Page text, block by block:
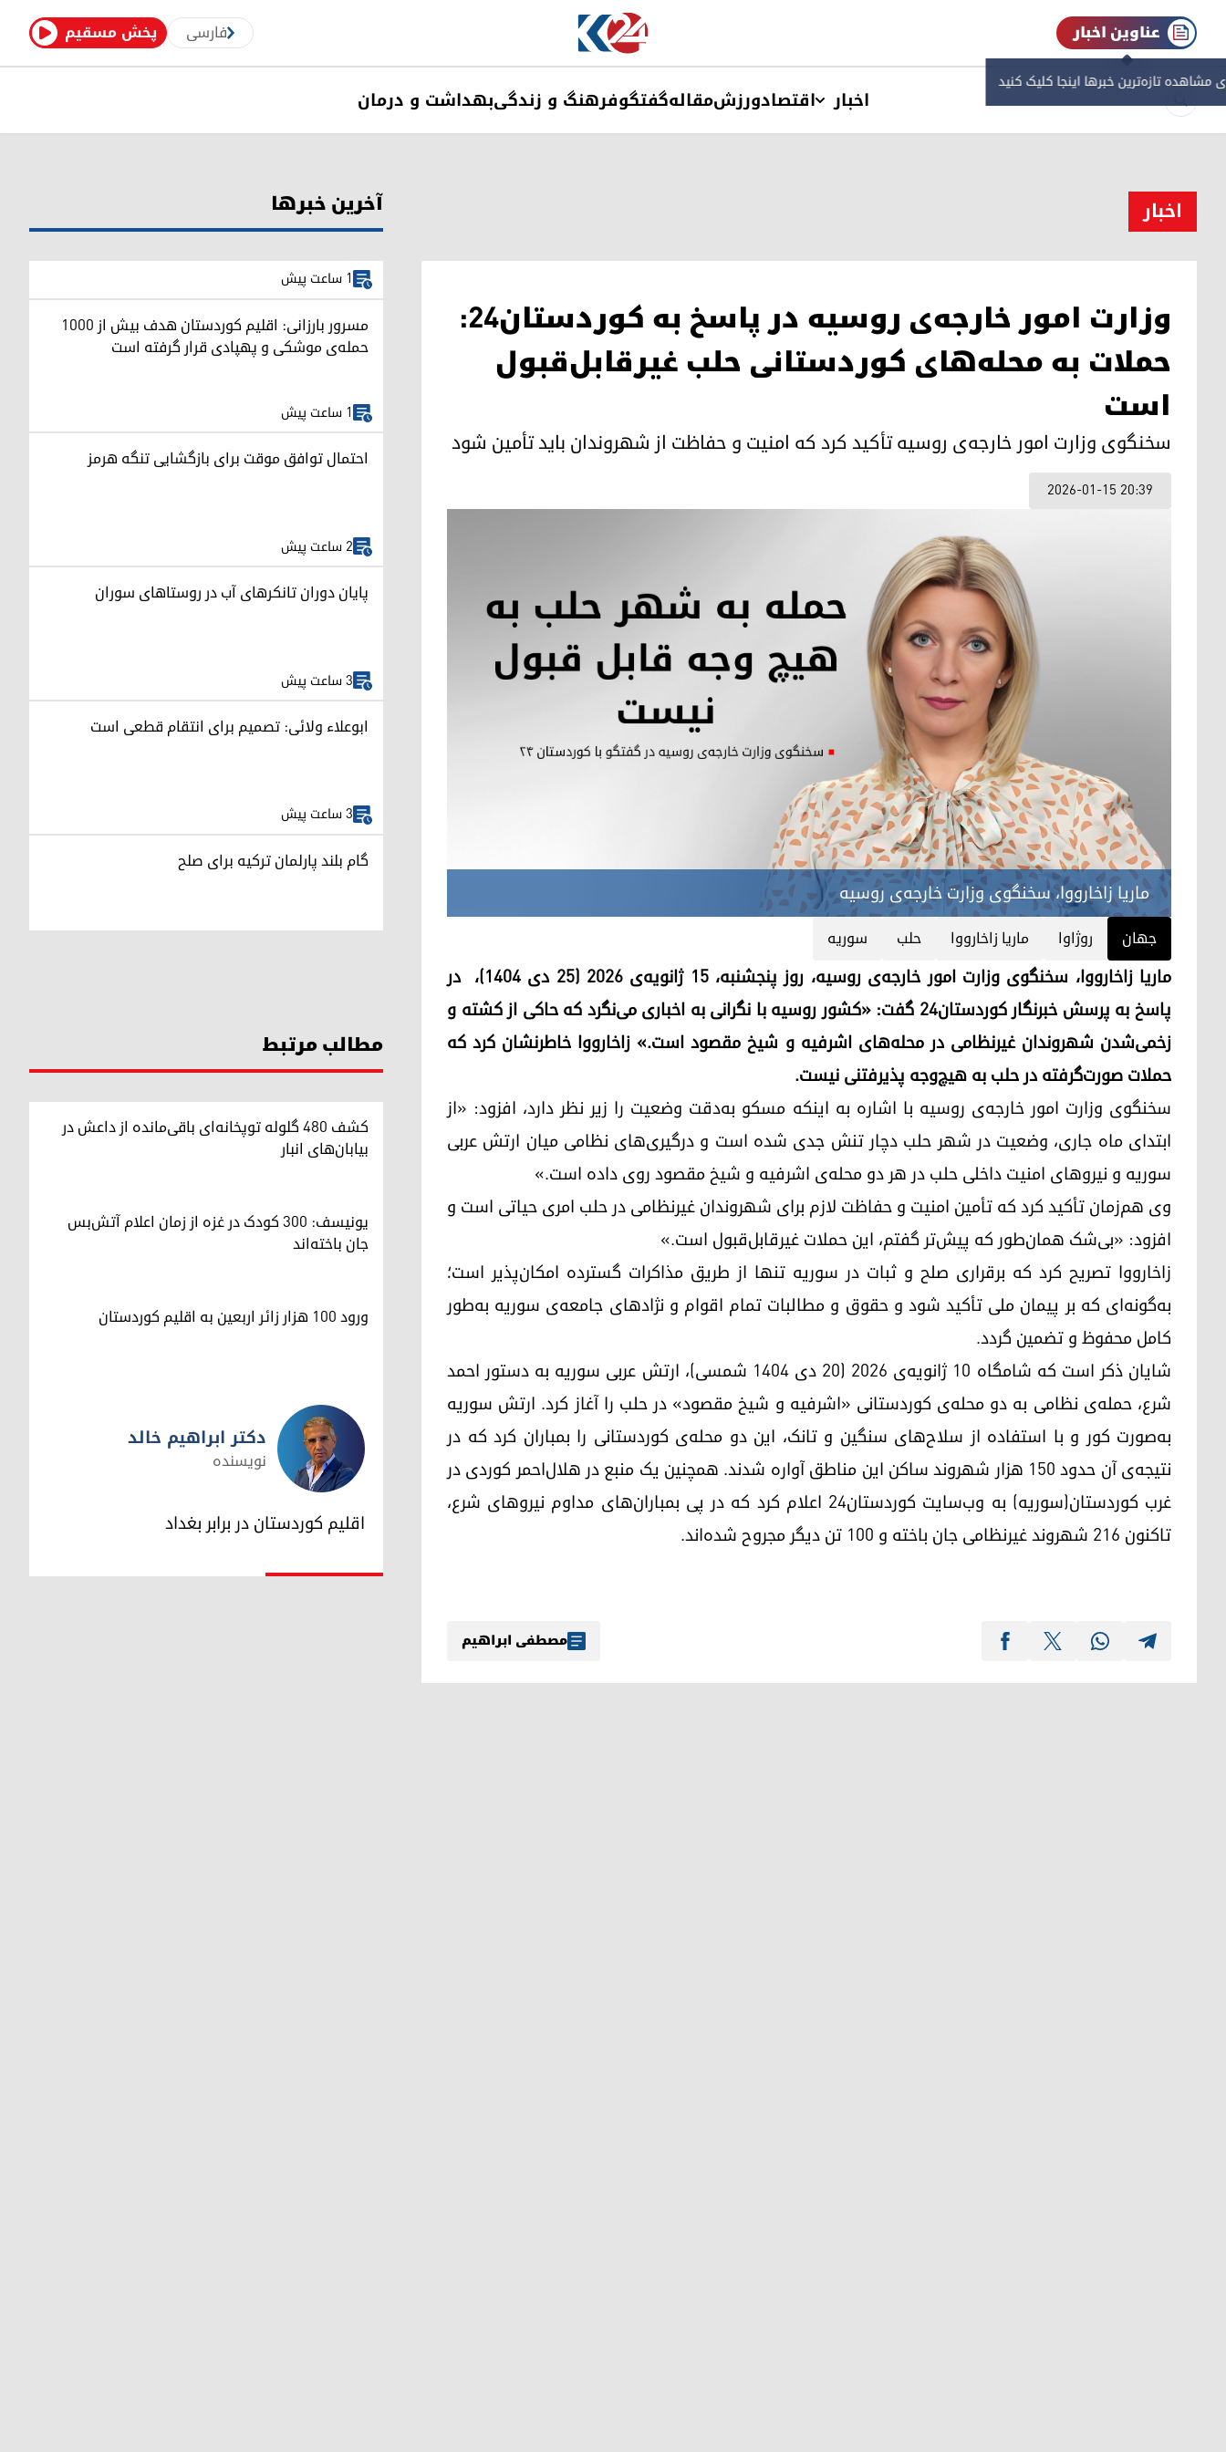
پخش مسقیم فارسی عناوین اخبار
مشاهده‌ تازه‌ترین خبرها اینجا کلیک کنید
اخبار اقتصادورزشمقالهگفتگوفرهنگ و زندگیبهداشت و درمان
اخبار
وزارت امور خارجه‌ی روسیه در پاسخ به کوردستان۲۴:
حملات به محله‌های کوردستانی حلب غیرقابل‌قبول
است
سخنگوی وزارت امور خارجه‌ی روسیه تأکید کرد که امنیت و حفاظت از شهروندان باید تأمین شود
2026-01-15 20:39
ماریا زاخارووا، سخنگوی وزارت خارجه‌ی روسیه
جهان روژاوا ماریا زاخارووا حلب سوریه
ماریا زاخارووا، سخنگوی وزارت امور خارجه‌ی روسیه، روز پنجشنبه، ۱۵ ژانویه‌ی ۲۰۲۶ (۲۵ دی ۱۴۰۴)، در
پاسخ به پرسش خبرنگار کوردستان۲۴ گفت: «کشور روسیه با نگرانی به اخباری می‌نگرد که حاکی از کشته و
زخمی‌شدن شهروندان غیرنظامی در محله‌های اشرفیه و شیخ مقصود است.» زاخارووا خاطرنشان کرد که
حملات صورت‌گرفته در حلب به هیچ‌وجه پذیرفتنی نیست.
سخنگوی وزارت امور خارجه‌ی روسیه با اشاره به اینکه مسکو به‌دقت وضعیت را زیر نظر دارد، افزود: «از
ابتدای ماه جاری، وضعیت در شهر حلب دچار تنش جدی شده است و درگیری‌های نظامی میان ارتش عربی
سوریه و نیروهای امنیت داخلی حلب در هر دو محله‌ی اشرفیه و شیخ مقصود روی داده است.»
وی هم‌زمان تأکید کرد که تأمین امنیت و حفاظت لازم برای شهروندان غیرنظامی در حلب امری حیاتی است و
افزود: «بی‌شک همان‌طور که پیش‌تر گفتم، این حملات غیرقابل‌قبول است.»
زاخارووا تصریح کرد که برقراری صلح و ثبات در سوریه تنها از طریق مذاکرات گسترده امکان‌پذیر است؛
به‌گونه‌ای که بر پیمان ملی تأکید شود و حقوق و مطالبات تمام اقوام و نژادهای جامعه‌ی سوریه به‌طور
کامل محفوظ و تضمین گردد.
شایان ذکر است که شامگاه ۱۰ ژانویه‌ی ۲۰۲۶ (۲۰ دی ۱۴۰۴ شمسی)، ارتش عربی سوریه به دستور احمد
شرع، حمله‌ی نظامی به دو محله‌ی کوردستانی «اشرفیه و شیخ مقصود» در حلب را آغاز کرد. ارتش سوریه
به‌صورت کور و با استفاده از سلاح‌های سنگین و تانک، این دو محله‌ی کوردستانی را بمباران کرد که در
نتیجه‌ی آن حدود ۱۵۰ هزار شهروند ساکن این مناطق آواره شدند. همچنین یک منبع در هلال‌احمر کوردی در
غرب کوردستان(سوریه) به وب‌سایت کوردستان۲۴ اعلام کرد که در پی بمباران‌های مداوم نیروهای شرع،
تاکنون ۲۱۶ شهروند غیرنظامی جان باخته و ۱۰۰ تن دیگر مجروح شده‌اند.
مصطفی ابراهیم
آخرین خبرها
1 ساعت پیش
مسرور بارزانی: اقلیم کوردستان هدف بیش از ۱۰۰۰
حمله‌ی موشکی و پهپادی قرار گرفته است
1 ساعت پیش
احتمال توافق موقت برای بازگشایی تنگه هرمز
2 ساعت پیش
پایان دوران تانکرهای آب در روستاهای سوران
3 ساعت پیش
ابوعلاء ولائی: تصمیم برای انتقام قطعی است
3 ساعت پیش
گام بلند پارلمان ترکیه برای صلح
مطالب مرتبط
کشف ۴۸۰ گلوله توپخانه‌ای باقی‌مانده از داعش در
بیابان‌های انبار
یونیسف: ۳۰۰ کودک در غزه از زمان اعلام آتش‌بس
جان باخته‌اند
ورود ۱۰۰ هزار زائر اربعین به اقلیم کوردستان
دکتر ابراهیم خالد
دکتر ابراهیم خالد
نویسنده
اقلیم کوردستان در برابر بغداد